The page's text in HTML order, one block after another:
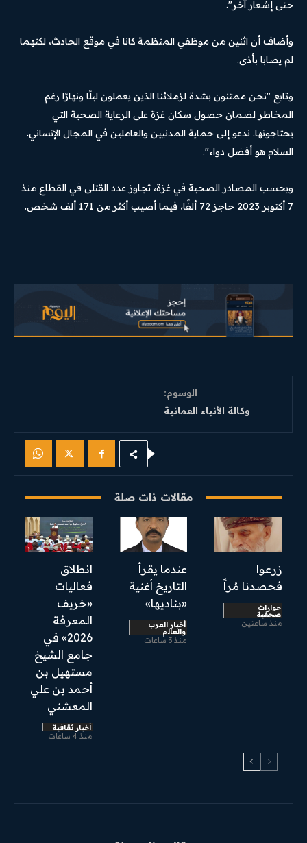
حتى إشعار آخر".
وأضاف أن اثنين من موظفي المنظمة كانا في موقع الحادث، لكنهما
لم يصابا بأذى.
وتابع "نحن ممتنون بشدة لزملائنا الذين يعملون ليلًا ونهارًا رغم
المخاطر لضمان حصول سكان غزة على الرعاية الصحية التي
يحتاجونها. ندعو إلى حماية المدنيين والعاملين في المجال الإنساني.
السلام هو أفضل دواء".
وبحسب المصادر الصحية في غزة، تجاوز عدد القتلى في القطاع منذ
7 أكتوبر 2023 حاجز 72 ألفًا، فيما أصيب أكثر من 171 ألف شخص.
الوسوم:
وكالة الأنباء العمانية
مقالات ذات صلة
زرعوا
فحصدنا مُراً
حوارات
صحفية
منذ ساعتين
عندما يقرأ
التاريخ أغنية
«بناديها»
أخبار العرب
والعالم
منذ 3 ساعات
انطلاق
فعاليات
«خريف
المعرفة
2026» في
جامع الشيخ
مستهيل بن
أحمد بن علي
المعشني
أخبار ثقافية
منذ 4 ساعات